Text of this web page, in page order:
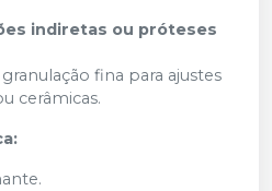
indiretas ou próteses
fina para ajustes
cerâmicas.